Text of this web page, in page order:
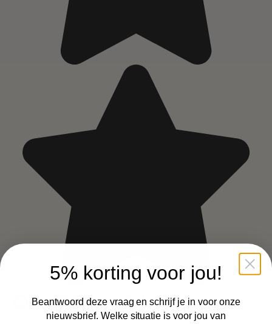
Qualité supérieure
5% korting voor jou!
Beantwoord deze vraag en schrijf je in voor onze
nieuwsbrief. Welke situatie is voor jou van